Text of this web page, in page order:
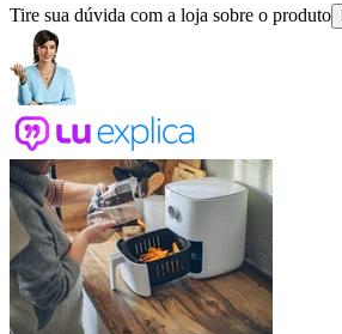
Tire sua dúvida com a loja sobre o produto